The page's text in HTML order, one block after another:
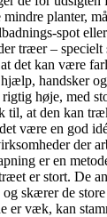
planter,
spot
træer – specielt
det kan være
handsker
høje, med
til, at den kan
være en god
der
er en
er stort. De
skærer de
er væk, kan